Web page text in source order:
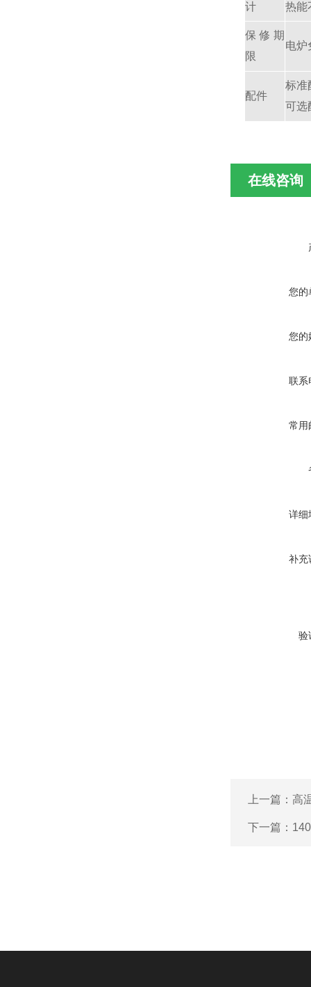
计 热能
保修期
限
电炉
配件
标准
可选
在线咨询
您的
您的
联系
常用
详细
补充
验
上一篇： 高
下一篇：